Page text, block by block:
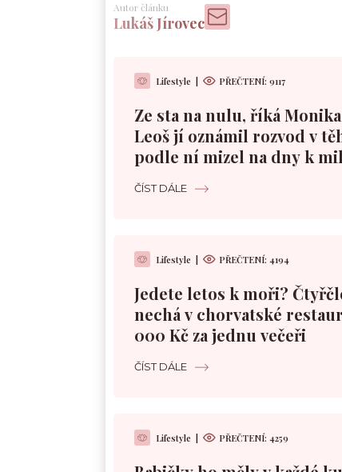
Autor článku
Lukáš Jírovec
Lifestyle | PŘEČTENÍ: 9117
Ze sta na nulu, říká
Leoš jí oznámil rozvod v
podle ní mizel na dny k
ČÍST DÁLE
Lifestyle | PŘEČTENÍ: 4194
Jedete letos k moři?
nechá v chorvatské
000 Kč za jednu večeři
ČÍST DÁLE
Lifestyle | PŘEČTENÍ: 4259